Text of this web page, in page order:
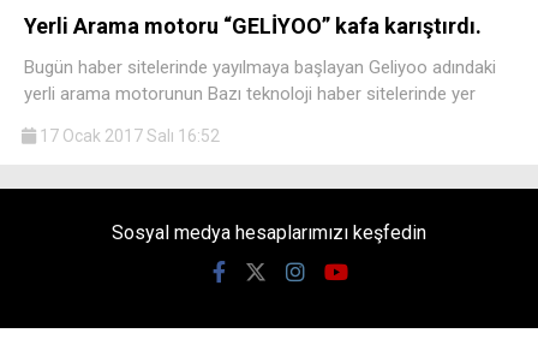
Yerli Arama motoru “GELİYOO” kafa karıştırdı.
Bugün haber sitelerinde yayılmaya başlayan Geliyoo adındaki
yerli arama motorunun Bazı teknoloji haber sitelerinde yer
17 Ocak 2017 Salı 16:52
Sosyal medya hesaplarımızı keşfedin